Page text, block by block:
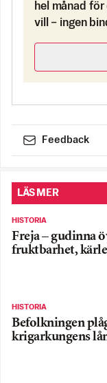
hel månad för
vill – ingen
Feedback
LÄS MER
HISTORIA
Freja – gudinna
fruktbarhet,
HISTORIA
Befolkningen
krigarkungens